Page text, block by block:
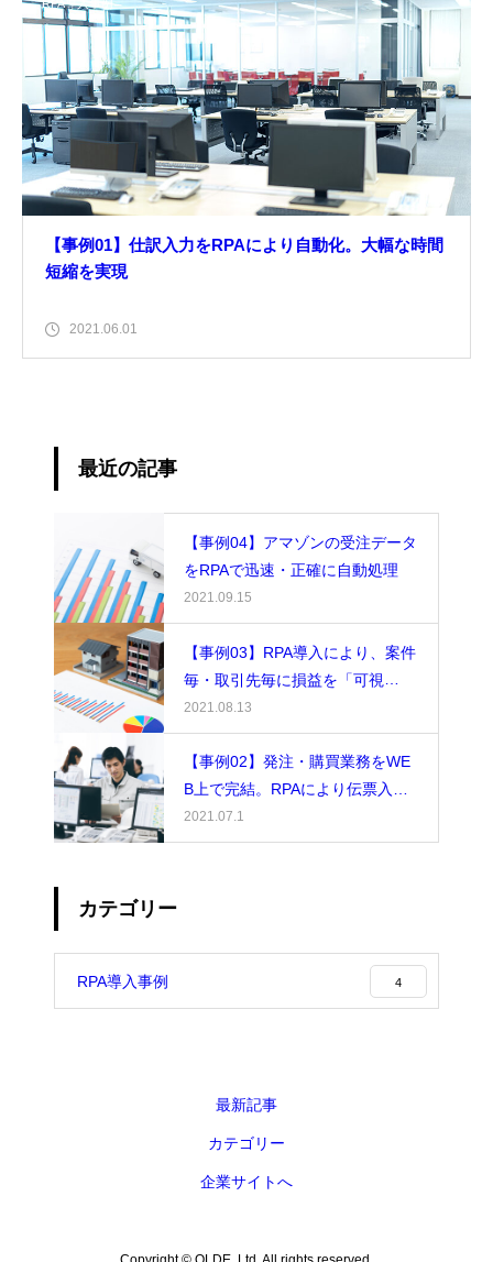
RPA導入事例
【事例01】仕訳入力をRPAにより自動化。大幅な時間
短縮を実現
2021.06.01
最近の記事
【事例04】アマゾンの受注データ
をRPAで迅速・正確に自動処理
2021.09.15
【事例03】RPA導入により、案件
毎・取引先毎に損益を「可視
化」。リアルタイムな閲覧が可能
に
2021.08.13
【事例02】発注・購買業務をWE
B上で完結。RPAにより伝票入
力・整理作業がゼロに
2021.07.1
カテゴリー
RPA導入事例 4
最新記事
カテゴリー
企業サイトへ